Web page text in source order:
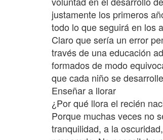
justamente los primeros
todo lo que seguirá en los
Claro que sería un error
través de una educación
formados de modo
que cada niño se
Enseñar a llorar
¿Por qué llora el recién
Porque muchas veces no
tranquilidad, a la